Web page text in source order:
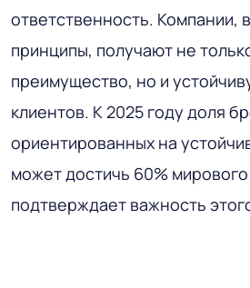
ответственность. Компании,
принципы, получают не
преимущество, но и
клиентов. К 2025 году доля
ориентированных на
может достичь 60%
подтверждает важность